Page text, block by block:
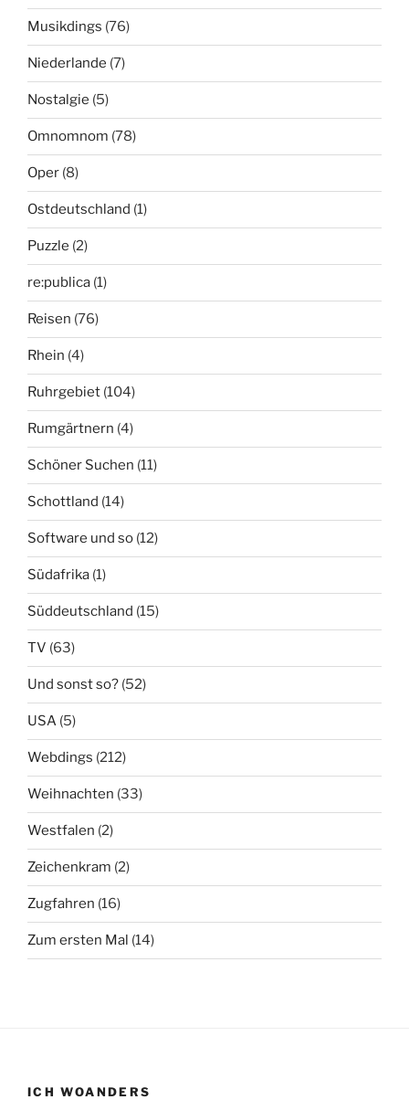
Musikdings (76)
Niederlande (7)
Nostalgie (5)
Omnomnom (78)
Oper (8)
Ostdeutschland (1)
Puzzle (2)
re:publica (1)
Reisen (76)
Rhein (4)
Ruhrgebiet (104)
Rumgärtnern (4)
Schöner Suchen (11)
Schottland (14)
Software und so (12)
Südafrika (1)
Süddeutschland (15)
TV (63)
Und sonst so? (52)
USA (5)
Webdings (212)
Weihnachten (33)
Westfalen (2)
Zeichenkram (2)
Zugfahren (16)
Zum ersten Mal (14)
ICH WOANDERS